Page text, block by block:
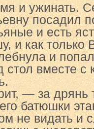
и ужинать.
посадил
и есть
и как только
и
стол вместе
— за дрянь
батюшки
не видать и